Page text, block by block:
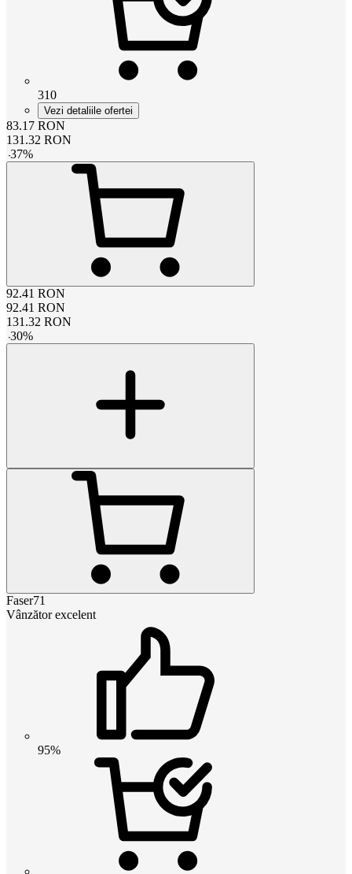
310
Vezi detaliile ofertei
83.17 RON
131.32 RON
-37%
92.41 RON
92.41 RON
131.32 RON
-30%
Faser71
Vânzător excelent
95%